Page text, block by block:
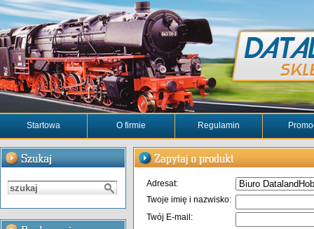
Startowa O firmie Regulamin
Adresat:
Twoje imię i nazwisko:
Twój E-mail: